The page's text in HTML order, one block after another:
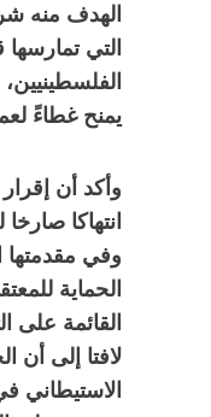
الهدف منه
التي
يمنح غطاءً
وأكد أن
انتهاكا صارخا
وفي مقدمتها
الحماية
القائمة على
لافتا إلى أن
الاستيطاني